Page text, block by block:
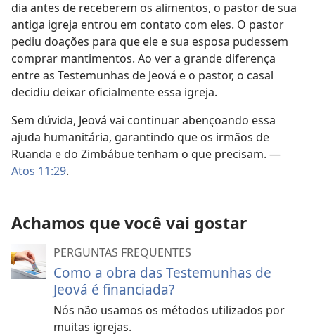
dia antes de receberem os alimentos, o pastor de sua
antiga igreja entrou em contato com eles. O pastor
pediu doações para que ele e sua esposa pudessem
comprar mantimentos. Ao ver a grande diferença
entre as Testemunhas de Jeová e o pastor, o casal
decidiu deixar oficialmente essa igreja.
Sem dúvida, Jeová vai continuar abençoando essa
ajuda humanitária, garantindo que os irmãos de
Ruanda e do Zimbábue tenham o que precisam. —
Atos 11:29.
Achamos que você vai gostar
PERGUNTAS FREQUENTES
Como a obra das Testemunhas de
Jeová é financiada?
Nós não usamos os métodos utilizados por
muitas igrejas.